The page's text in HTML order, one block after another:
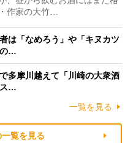
作家の大竹…
は「なめろう」や「キヌカツ
…
多摩川越えて「川崎の大衆酒
…
一覧を見る
覧を見る